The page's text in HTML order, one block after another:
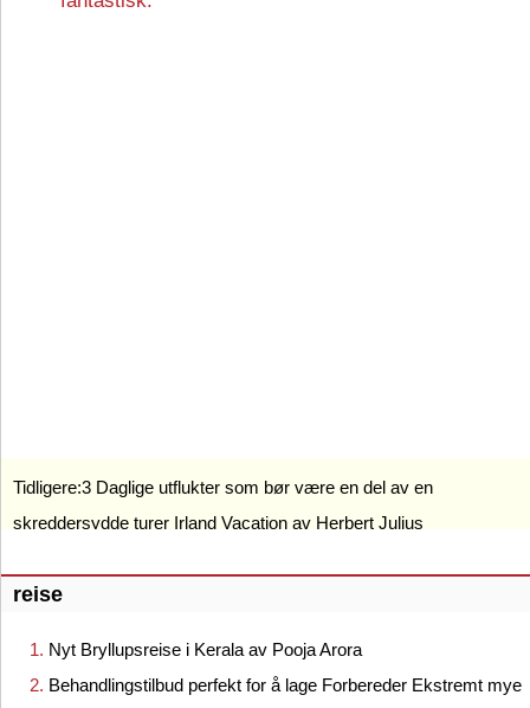
Tidligere:3 Daglige utflukter som bør være en del av en
skreddersydde turer Irland Vacation av Herbert Julius
reise
Nyt Bryllupsreise i Kerala av Pooja Arora
Behandlingstilbud perfekt for å lage Forbereder Ekstremt mye